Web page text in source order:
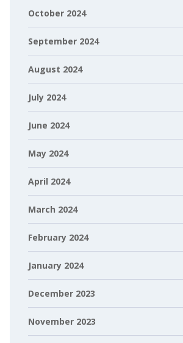
October 2024
September 2024
August 2024
July 2024
June 2024
May 2024
April 2024
March 2024
February 2024
January 2024
December 2023
November 2023